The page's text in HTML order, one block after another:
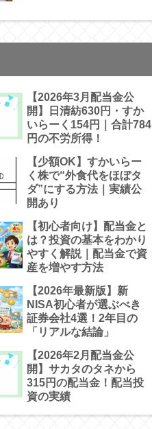
【2026年3月配当金公
開】日清紡630円・すか
いらーく154円｜合計784
円の不労所得！
【少額OK】すかいらー
く株で“外食代をほぼタ
ダ”にする方法｜実績公
開あり
【初心者向け】配当金と
は？投資の基本をわかり
やすく解説｜配当金で資
産を増やす方法
【2026年最新版】新
NISA初心者が選ぶべき
証券会社4選！2年目の
「リアルな結論」
【2026年2月配当金公
開】サカタのタネから
315円の配当金！配当投
資の実績